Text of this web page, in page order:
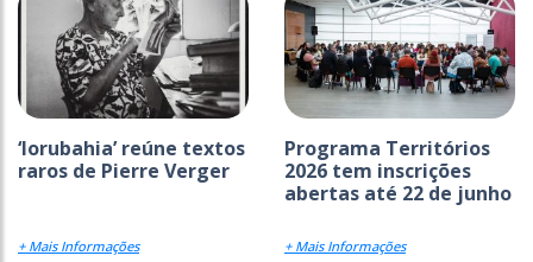
‘Iorubahia’ reúne textos
raros de Pierre Verger
+ Mais Informações
Programa Territórios
2026 tem inscrições
abertas até 22 de junho
+ Mais Informações